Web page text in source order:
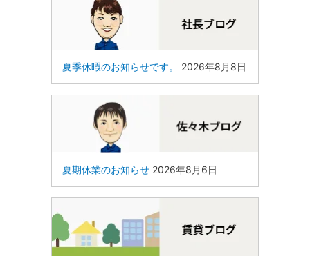
夏季休暇のお知らせです。 2026年8月8日
夏期休業のお知らせ 2026年8月6日